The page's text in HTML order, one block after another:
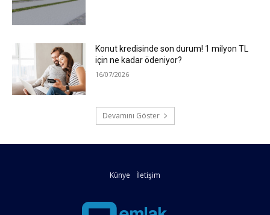
Konut kredisinde son durum! 1 milyon TL
için ne kadar ödeniyor?
16/07/2026
Devamını Göster
Künye İletişim